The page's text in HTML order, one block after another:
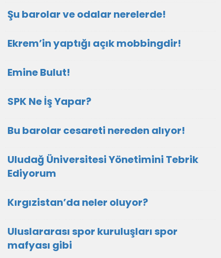
Şu barolar ve odalar nerelerde!
Ekrem’in yaptığı açık mobbingdir!
Emine Bulut!
SPK Ne İş Yapar?
Bu barolar cesareti nereden alıyor!
Uludağ Üniversitesi Yönetimini Tebrik
Ediyorum
Kırgızistan’da neler oluyor?
Uluslararası spor kuruluşları spor
mafyası gibi